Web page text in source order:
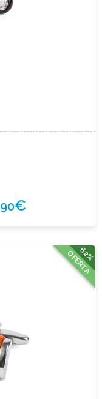
90€
62%
OFERTA